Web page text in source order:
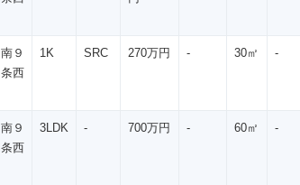
南９
条西
1K SRC 270万円 - 30㎡ -
南９
条西
3LDK - 700万円 - 60㎡ -